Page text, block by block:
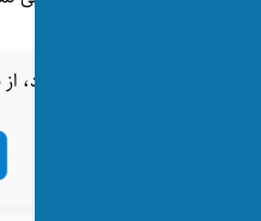
اگر این خبر برای شما جالب بود،